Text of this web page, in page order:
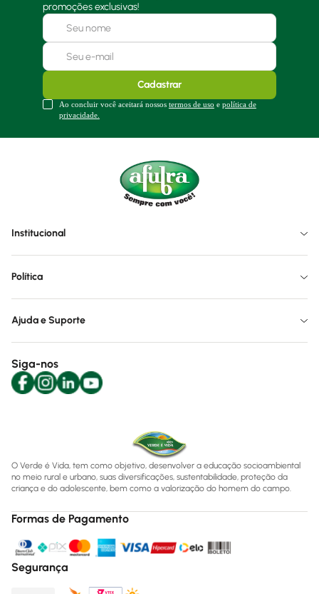
promoções exclusivas!
Cadastrar
Ao concluir você aceitará nossos termos de uso e política de
privacidade.
Institucional
Política
Ajuda e Suporte
Siga-nos
O Verde é Vida, tem como objetivo, desenvolver a educação socioambiental
no meio rural e urbano, suas diversificações, sustentabilidade, proteção da
criança e do adolescente, bem como a valorização do homem do campo.
Formas de Pagamento
Segurança